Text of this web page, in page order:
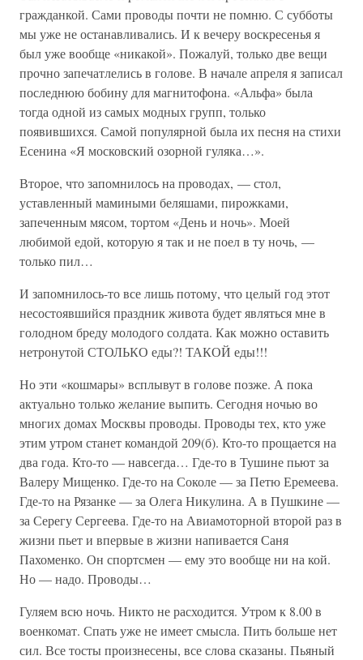
гражданкой. Сами проводы почти не помню. С субботы
мы уже не останавливались. И к вечеру воскресенья я
был уже вообще «никакой». Пожалуй, только две вещи
прочно запечатлелись в голове. В начале апреля я записал
последнюю бобину для магнитофона. «Альфа» была
тогда одной из самых модных групп, только
появившихся. Самой популярной была их песня на стихи
Есенина «Я московский озорной гуляка…».
Второе, что запомнилось на проводах, — стол,
уставленный мамиными беляшами, пирожками,
запеченным мясом, тортом «День и ночь». Моей
любимой едой, которую я так и не поел в ту ночь, —
только пил…
И запомнилось-то все лишь потому, что целый год этот
несостоявшийся праздник живота будет являться мне в
голодном бреду молодого солдата. Как можно оставить
нетронутой СТОЛЬКО еды?! ТАКОЙ еды!!!
Но эти «кошмары» всплывут в голове позже. А пока
актуально только желание выпить. Сегодня ночью во
многих домах Москвы проводы. Проводы тех, кто уже
этим утром станет командой 209(б). Кто-то прощается на
два года. Кто-то — навсегда… Где-то в Тушине пьют за
Валеру Мищенко. Где-то на Соколе — за Петю Еремеева.
Где-то на Рязанке — за Олега Никулина. А в Пушкине —
за Серегу Сергеева. Где-то на Авиамоторной второй раз в
жизни пьет и впервые в жизни напивается Саня
Пахоменко. Он спортсмен — ему это вообще ни на кой.
Но — надо. Проводы…
Гуляем всю ночь. Никто не расходится. Утром к 8.00 в
военкомат. Спать уже не имеет смысла. Пить больше нет
сил. Все тосты произнесены, все слова сказаны. Пьяный